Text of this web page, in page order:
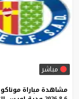
مباشر
مشاهدة مباراة موناكو